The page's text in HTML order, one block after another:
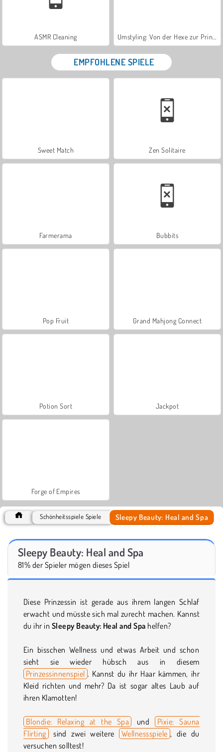
ASMR Cleaning
EMPFOHLENE SPIELE
Sweet Match Zen Solitaire
Farmerama Bubbits
Pop Fruit Grand Mahjong Connect
Potion Sort Jackpot
Forge of Empires
Schönheitsspiele Spiele Sleepy Beauty: Heal and Spa
Sleepy Beauty: Heal and Spa
81% der Spieler mögen dieses Spiel
Diese Prinzessin ist gerade aus ihrem langen Schlaf
erwacht und müsste sich mal zurecht machen. Kannst
du ihr in Sleepy Beauty: Heal and Spa helfen?
Ein bisschen Wellness und etwas Arbeit und schon
sieht sie wieder hübsch aus in diesem
Prinzessinnenspiel . Kannst du ihr Haar kämmen, ihr
Kleid richten und mehr? Da ist sogar altes Laub auf
ihren Klamotten!
Blondie: Relaxing at the Spa und
Pixie: Sauna
Flirting sind zwei weitere Wellnessspiele , die du
versuchen solltest!